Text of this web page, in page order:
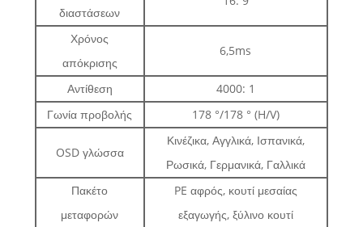
διαστάσεων
Χρόνος
απόκρισης
6,5ms
Αντίθεση
4000: 1
Γωνία προβολής
178 °/178 ° (H/V)
OSD γλώσσα
Κινέζικα, Αγγλικά, Ισπανικά,
Ρωσικά, Γερμανικά, Γαλλικά
Πακέτο
μεταφορών
PE αφρός, κουτί μεσαίας
εξαγωγής, ξύλινο κουτί